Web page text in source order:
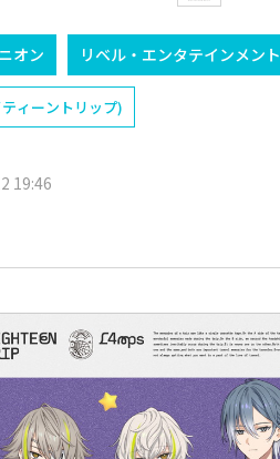
オン リベル・エンタテインメント
ィーントリップ)
19:46